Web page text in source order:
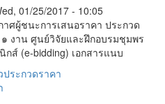
01/25/2017 - 10:05
ศผู้ชนะการเสนอราคา ประกวด
๑ งาน ศูนย์วิจัยและฝึกอบรมชุมพร
กส์ (e-bidding) เอกสารแนบ
ประกวดราคา